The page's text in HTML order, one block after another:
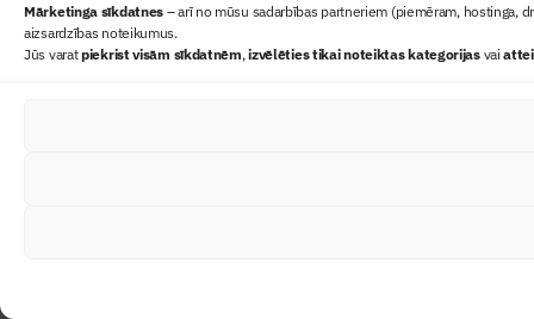
Mārketinga sīkdatnes – arī no mūsu sadarbības partneriem (piemēram, hostinga,
aizsardzības noteikumus.
Jūs varatpiekrist visām sīkdatnēm,izvēlēties tikai noteiktas kategorijasvai